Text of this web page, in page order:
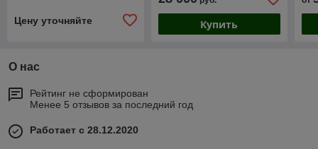
Цену уточняйте Купить
О нас
Рейтинг не сформирован
Менее 5 отзывов за последний год
Работает с 28.12.2020